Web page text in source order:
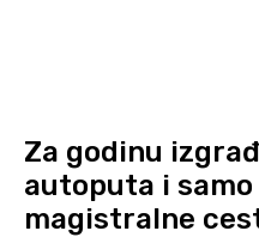
Za godinu
autoputa i
magistralne